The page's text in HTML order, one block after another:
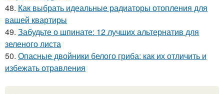
48. Как выбрать идеальные радиаторы отопления для
вашей квартиры
49. Забудьте о шпинате: 12 лучших альтернатив для
зеленого листа
50. Опасные двойники белого гриба: как их отличить и
избежать отравления